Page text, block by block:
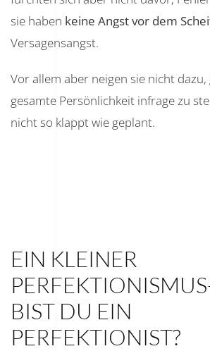
sie haben keine Angst vor dem
Versagensangst.
Vor allem aber neigen sie nicht
gesamte Persönlichkeit infrage zu
nicht so klappt wie geplant.
EIN KLEINER
BIST DU EIN
PERFEKTIONIST?